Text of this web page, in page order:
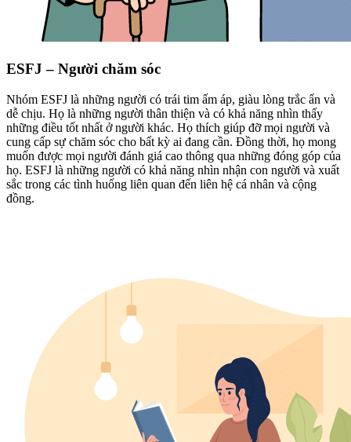
ESFJ – Người chăm sóc
Nhóm ESFJ là những người có trái tim ấm áp, giàu lòng trắc ẩn và
dễ chịu. Họ là những người thân thiện và có khả năng nhìn thấy
những điều tốt nhất ở người khác. Họ thích giúp đỡ mọi người và
cung cấp sự chăm sóc cho bất kỳ ai đang cần. Đồng thời, họ mong
muốn được mọi người đánh giá cao thông qua những đóng góp của
họ. ESFJ là những người có khả năng nhìn nhận con người và xuất
sắc trong các tình huống liên quan đến liên hệ cá nhân và cộng
đồng.